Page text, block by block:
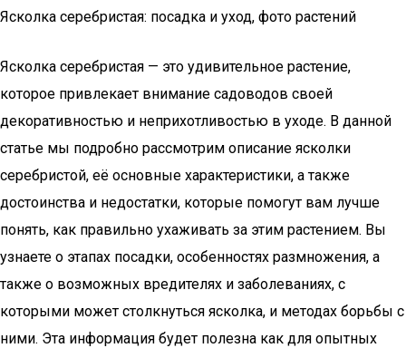
Ясколка серебристая: посадка и уход, фото растений
Ясколка серебристая — это удивительное растение,
которое привлекает внимание садоводов своей
декоративностью и неприхотливостью в уходе. В данной
статье мы подробно рассмотрим описание ясколки
серебристой, её основные характеристики, а также
достоинства и недостатки, которые помогут вам лучше
понять, как правильно ухаживать за этим растением. Вы
узнаете о этапах посадки, особенностях размножения, а
также о возможных вредителях и заболеваниях, с
которыми может столкнуться ясколка, и методах борьбы с
ними. Эта информация будет полезна как для опытных